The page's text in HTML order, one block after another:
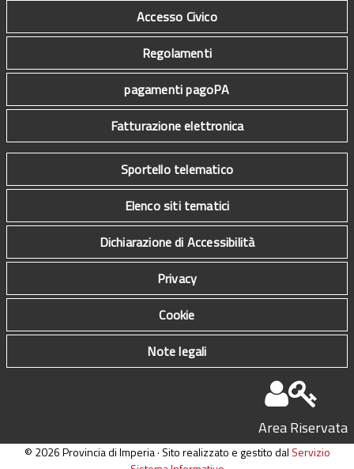
Accesso Civico
Regolamenti
pagamenti pagoPA
Fatturazione elettronica
Sportello telematico
Elenco siti tematici
Dichiarazione di Accessibilità
Privacy
Cookie
Note legali
Area Riservata
© 2026 Provincia di Imperia · Sito realizzato e gestito dal Servizio